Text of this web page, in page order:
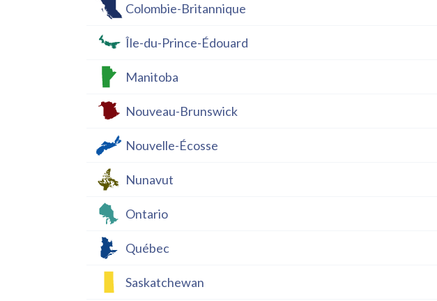
Colombie-Britannique
Île-du-Prince-Édouard
Manitoba
Nouveau-Brunswick
Nouvelle-Écosse
Nunavut
Ontario
Québec
Saskatchewan